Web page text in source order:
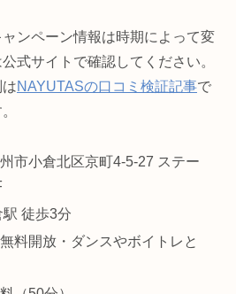
ンペーン情報は時期によって変
式サイトで確認してください。
NAYUTASの口コミ検証記事で
市小倉北区京町4-5-27 ステー
徒歩3分
料開放・ダンスやボイトレと